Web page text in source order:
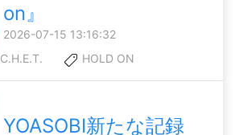
on』
2026-07-15 13:16:32
C.H.E.T. HOLD ON
YOASOBI新たな記録